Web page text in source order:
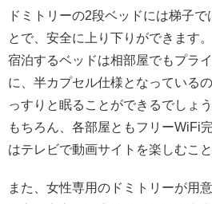
ドミトリーの2段ベッドには梯子
とで、安全に上り下りができます。
宿泊するベッドは相部屋でもプラ
に、半カプセル仕様となっている
っすりと眠ることができるでしょう
もちろん、各部屋ともフリーWiFi
はテレビで動画サイトを楽しむこ
また、女性専用のドミトリーが用